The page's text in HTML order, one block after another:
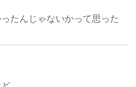
たんじゃないかって思った